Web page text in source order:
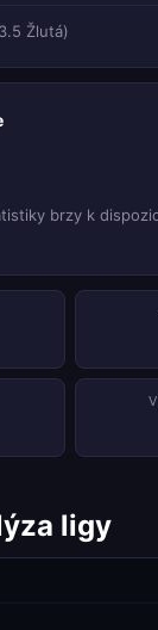
Žlutá)
brzy k
ligy